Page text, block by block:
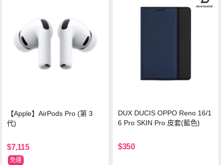
【Apple】AirPods Pro (第 3
代)
$7,115
免運
DUX DUCIS OPPO Reno 16/1
6 Pro SKIN Pro 皮套(藍色)
$350